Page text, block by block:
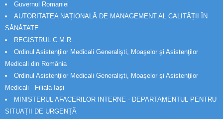
Guvernul Romaniei
AUTORITATEA NAȚIONALĂ DE MANAGEMENT AL CALITĂȚII ÎN
SĂNĂTATE
REGISTRUL C.M.R.
Ordinul Asistenţilor Medicali Generalişti, Moaşelor şi Asistenţilor
Medicali din România
Ordinul Asistenţilor Medicali Generalişti, Moaşelor şi Asistenţilor
Medicali - Filiala Iași
MINISTERUL AFACERILOR INTERNE - DEPARTAMENTUL PENTRU
SITUAȚII DE URGENȚĂ